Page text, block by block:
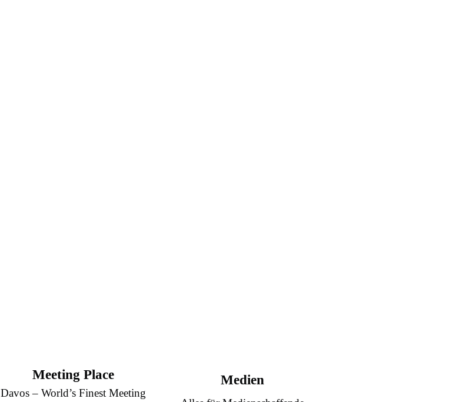
Meeting Place
Davos – World’s Finest Meeting
Medien